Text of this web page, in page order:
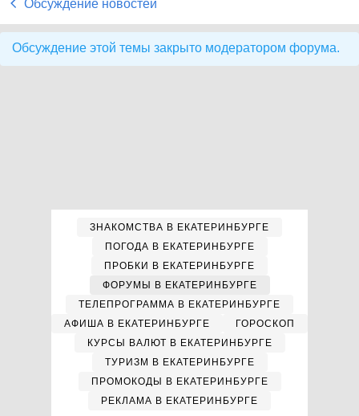
Обсуждение новостей
Обсуждение этой темы закрыто модератором форума.
ЗНАКОМСТВА В ЕКАТЕРИНБУРГЕ
ПОГОДА В ЕКАТЕРИНБУРГЕ
ПРОБКИ В ЕКАТЕРИНБУРГЕ
ФОРУМЫ В ЕКАТЕРИНБУРГЕ
ТЕЛЕПРОГРАММА В ЕКАТЕРИНБУРГЕ
АФИША В ЕКАТЕРИНБУРГЕ
ГОРОСКОП
КУРСЫ ВАЛЮТ В ЕКАТЕРИНБУРГЕ
ТУРИЗМ В ЕКАТЕРИНБУРГЕ
ПРОМОКОДЫ В ЕКАТЕРИНБУРГЕ
РЕКЛАМА В ЕКАТЕРИНБУРГЕ